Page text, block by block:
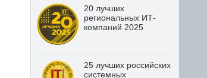
20 лучших
региональных ИТ-
компаний 2025
25 лучших российских
системных